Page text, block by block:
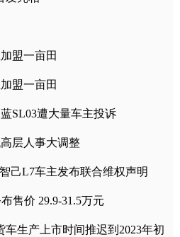
盟一亩田
盟一亩田
SL03遭大量车主投诉
层人事大调整
己L7车主发布联合维权声明
售价 29.9-31.5万元
车生产上市时间推迟到2023年初